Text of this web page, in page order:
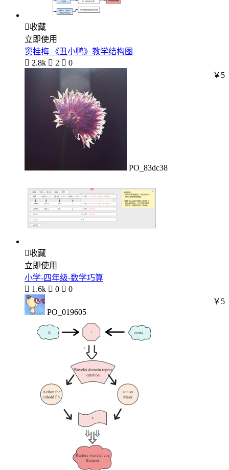
收藏
立即使用
窦桂梅 《丑小鸭》教学结构图
 2.8k  2  0
PO_83dc38
￥5
收藏
立即使用
小学-四年级-数学巧算
 1.6k  0  0
PO_019605
￥5